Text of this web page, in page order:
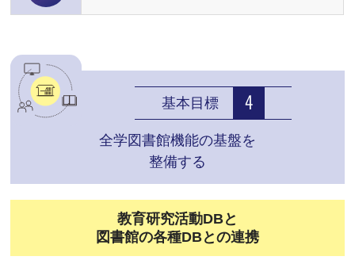
基本目標
全学図書館機能の基盤を
整備する
教育研究活動DBと
図書館の各種DBとの連携